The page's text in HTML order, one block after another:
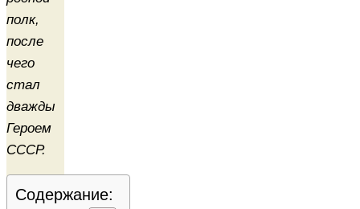
полк,
после
чего
стал
дважды
Героем
СССР.
Содержание: